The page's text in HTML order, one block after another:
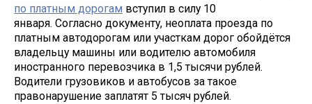
по платным дорогам вступил в силу 10
января. Согласно документу, неоплата проезда по
платным автодорогам или участкам дорог обойдётся
владельцу машины или водителю автомобиля
иностранного перевозчика в 1,5 тысячи рублей.
Водители грузовиков и автобусов за такое
правонарушение заплатят 5 тысяч рублей.